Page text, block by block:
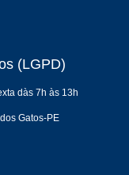
(LGPD)
dàs 7h às 13h
Gatos-PE